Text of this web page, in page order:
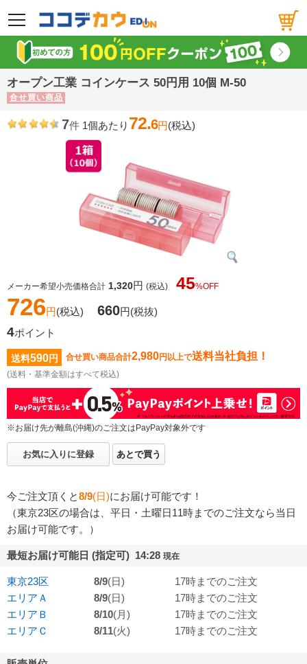
メニュー
オープン工業 コインケース 50円用 10個 M-50
合せ買い商品
7件 1個あたり 72.6円(税込)
メーカー希望小売価格合計 1,320円 (税込) 45%OFF
726円(税込) 660円(税抜)
4ポイント
送料590円 合せ買い商品合計2,980円以上で送料当社負担！
(送料・基準金額はすべて税込)
※お届け先が離島(沖縄)のご注文はPayPay対象外です
お気に入りに登録 あとで買う
今ご注文頂くと8/9(日)にお届け可能です！
（東京23区の場合は、平日・土曜日11時までのご注文なら当日
お届け可能です。）
最短お届け可能日 (指定可) 14:28 現在
東京23区 8/9(日)
17時までのご注文
エリアＡ
8/9(日)
17時までのご注文
エリアＢ
8/10(月)
17時までのご注文
エリアＣ
8/11(火) 17時までのご注文